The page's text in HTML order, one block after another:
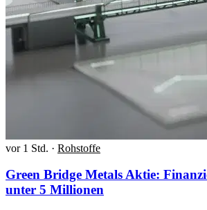
vor 1 Std. · Rohstoffe
Green Bridge Metals Aktie:
unter 5 Millionen